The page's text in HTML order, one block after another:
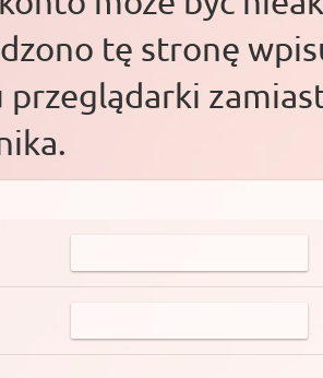
tę stronę
przeglądarki